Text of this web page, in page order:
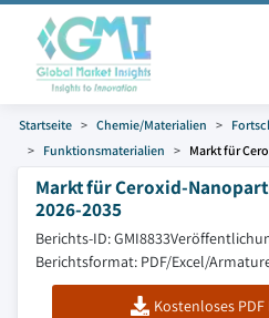
Startseite Chemie/Materialien
Funktionsmaterialien
Markt für
Markt für Ceroxid-
2026-2035
Berichts-ID: GMI8833
Berichtsformat: PDF/Excel/
Kostenloses